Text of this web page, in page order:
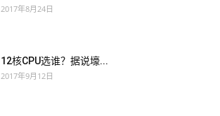
2017年8月24日
12核CPU选谁？据说壕...
2017年9月12日